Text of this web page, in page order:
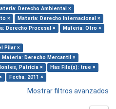
Derecho Ambiental ×
×
Materia: Derecho Internacional ×
Derecho Procesal ×
Materia: Otro ×
Pilar ×
Materia: Derecho Mercantil ×
Patricia ×
Has File(s): true ×
Fecha: 2011 ×
Mostrar filtros avanzados